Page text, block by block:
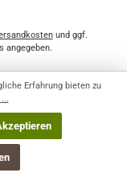
und ggf.
angegeben.
Erfahrung bieten zu